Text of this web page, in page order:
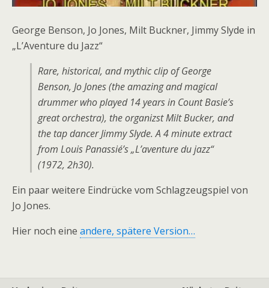
George Benson, Jo Jones, Milt Buckner, Jimmy Slyde in
„L’Aventure du Jazz“
Rare, historical, and mythic clip of George
Benson, Jo Jones (the amazing and magical
drummer who played 14 years in Count Basie’s
great orchestra), the organizst Milt Bucker, and
the tap dancer Jimmy Slyde. A 4 minute extract
from Louis Panassié’s „L’aventure du jazz“
(1972, 2h30).
Ein paar weitere Eindrücke vom Schlagzeugspiel von
Jo Jones.
Hier noch eine andere, spätere Version…